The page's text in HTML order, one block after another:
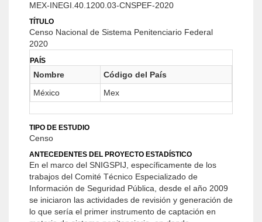
MEX-INEGI.40.1200.03-CNSPEF-2020
TÍTULO
Censo Nacional de Sistema Penitenciario Federal
2020
PAÍS
Nombre
Código del País
México
Mex
TIPO DE ESTUDIO
Censo
ANTECEDENTES DEL PROYECTO ESTADÍSTICO
En el marco del SNIGSPIJ, específicamente de los
trabajos del Comité Técnico Especializado de
Información de Seguridad Pública, desde el año 2009
se iniciaron las actividades de revisión y generación de
lo que sería el primer instrumento de captación en